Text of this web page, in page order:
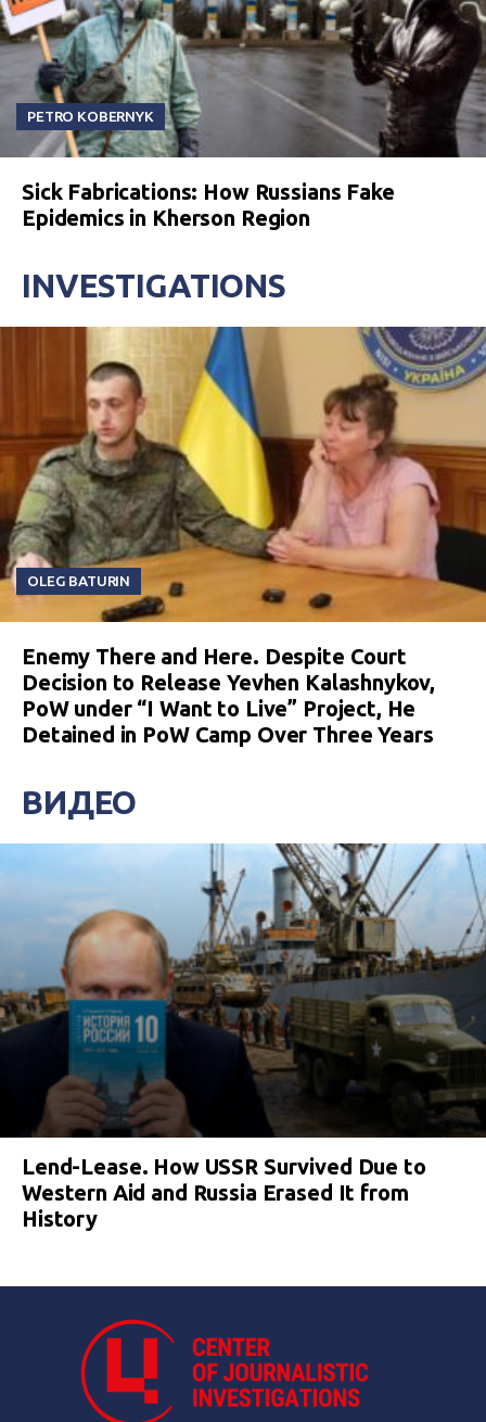
PETRO KOBERNYK
Sick Fabrications: How Russians Fake
Epidemics in Kherson Region
INVESTIGATIONS
OLEG BATURIN
Enemy There and Here. Despite Court
Decision to Release Yevhen Kalashnykov,
PoW under “I Want to Live” Project, He
Detained in PoW Camp Over Three Years
ВИДЕО
Lend-Lease. How USSR Survived Due to
Western Aid and Russia Erased It from
History